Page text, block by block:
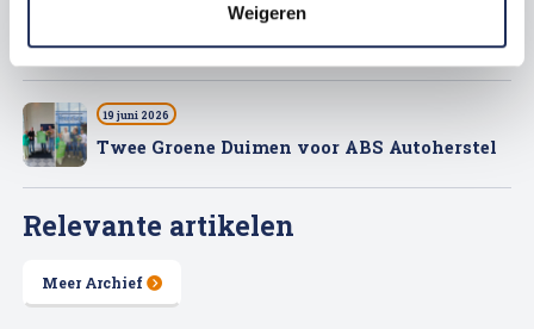
Weigeren
Relevante artikelen
Meer Archief
Werken bij ABS Autoherstel zonder
opleiding of ervaring
19 juni 2026
Twee Groene Duimen voor ABS Autoherstel